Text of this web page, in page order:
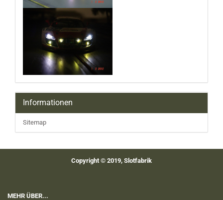
Informationen
Sitemap
Copyright © 2019, Slotfabrik
MEHR ÜBER...